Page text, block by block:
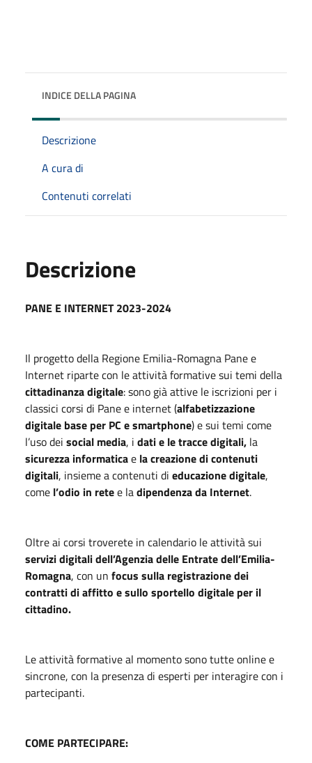
INDICE DELLA PAGINA
Descrizione
A cura di
Contenuti correlati
Descrizione
PANE E INTERNET 2023-2024
Il progetto della Regione Emilia-Romagna Pane e
Internet riparte con le attività formative sui temi della
cittadinanza digitale: sono già attive le iscrizioni per i
classici corsi di Pane e internet (alfabetizzazione
digitale base per PC e smartphone) e sui temi come
l’uso dei social media, i dati e le tracce digitali, la
sicurezza informaticae la creazione di contenuti
digitali, insieme a contenuti di educazione digitale,
come l’odio in retee ladipendenza da Internet.
Oltre ai corsi troverete in calendario le attività sui
servizi digitali dell’Agenzia delle Entrate dell’Emilia-
Romagna, con un focus sulla registrazione dei
contratti di affitto e sullo sportello digitale per il
cittadino.
Le attività formative al momento sono tutte online e
sincrone, con la presenza di esperti per interagire con i
partecipanti.
COME PARTECIPARE: